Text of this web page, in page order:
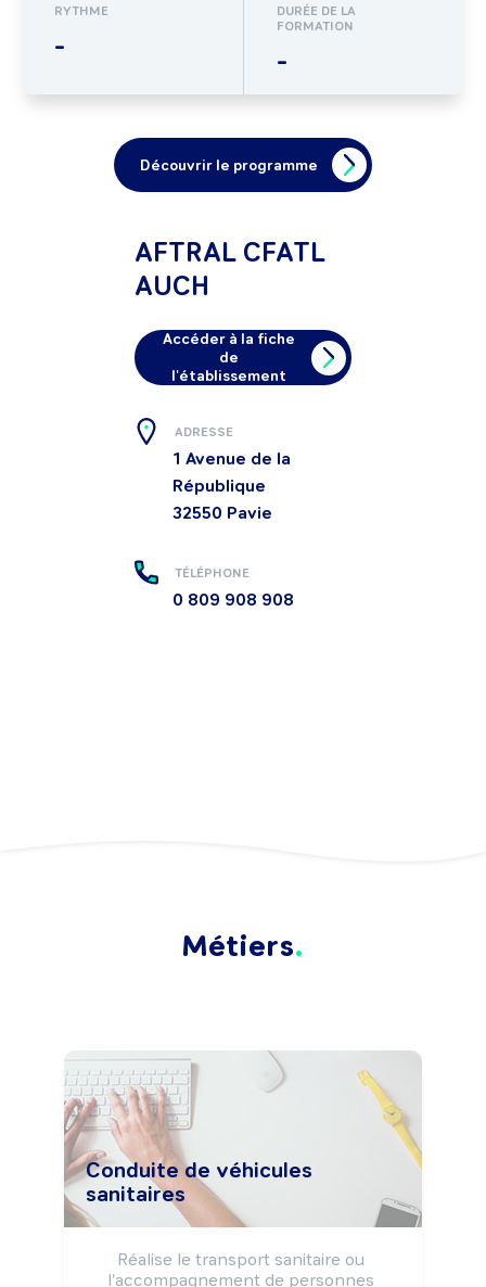
RYTHME
-
DURÉE DE LA
FORMATION
-
Découvrir le programme
AFTRAL CFATL
AUCH
Accéder à la fiche
de
l'établissement
ADRESSE
1 Avenue de la
République
32550 Pavie
TÉLÉPHONE
0 809 908 908
Métiers
Conduite de véhicules
sanitaires
Réalise le transport sanitaire ou
l'accompagnement de personnes